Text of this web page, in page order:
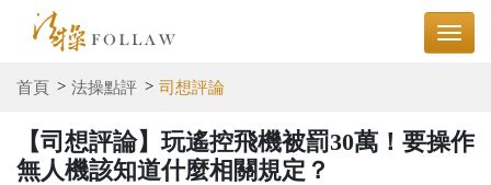
首頁 法操點評 司想評論
【司想評論】玩遙控飛機被罰30萬！要操作
無人機該知道什麼相關規定？